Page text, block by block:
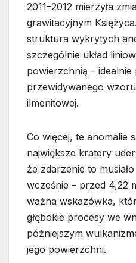
2011–2012 mierzyła
grawitacyjnym
struktura wykrytych
szczególnie układ
powierzchnią – idealnie
przewidywanego
ilmenitowej.
Co więcej, te anomalie
największe kratery
że zdarzenie to
wcześnie – przed 4,22
ważna wskazówka,
głębokie procesy we
późniejszym
jego powierzchni.